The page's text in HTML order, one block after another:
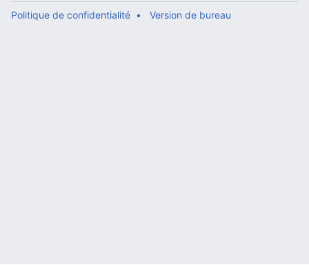
Politique de confidentialité Version de bureau